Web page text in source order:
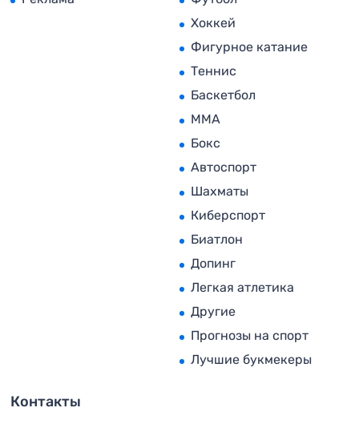
Хоккей
Фигурное катание
Теннис
Баскетбол
MMA
Бокс
Автоспорт
Шахматы
Киберспорт
Биатлон
Допинг
Легкая атлетика
Другие
Прогнозы на спорт
Лучшие букмекеры
Контакты